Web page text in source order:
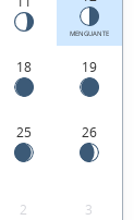
MENGUANTE
18 19
25 26
2 3